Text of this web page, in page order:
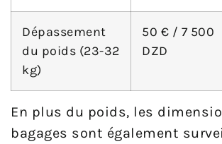
Dépassement
du poids (23-32
kg)
50 € / 7 500
DZD
En plus du poids, les
bagages sont également